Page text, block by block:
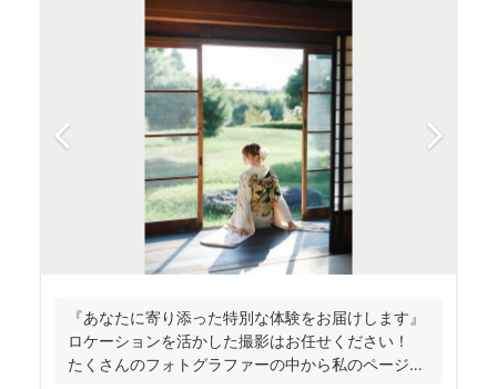
『あなたに寄り添った特別な体験をお届けします』
ロケーションを活かした撮影はお任せください！
たくさんのフォトグラファーの中から私のページに